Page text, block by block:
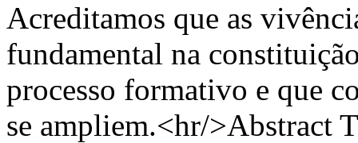
Acreditamos que as
fundamental na
processo formativo e que
se ampliem.<hr/>Abstract